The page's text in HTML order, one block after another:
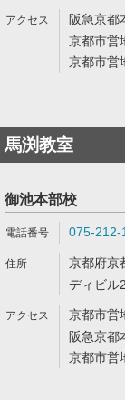
阪急京都
京都市営
京都市営
馬渕教室
御池本部校
075-212-
京都府京
ディビル
京都市営
阪急京都
京都市営